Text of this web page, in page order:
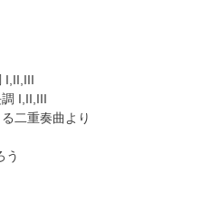
I,II,III
I,II,III
二重奏曲より
う